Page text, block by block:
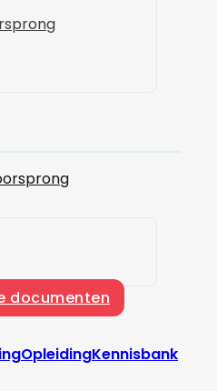
documenten
OpleidingKennisbank